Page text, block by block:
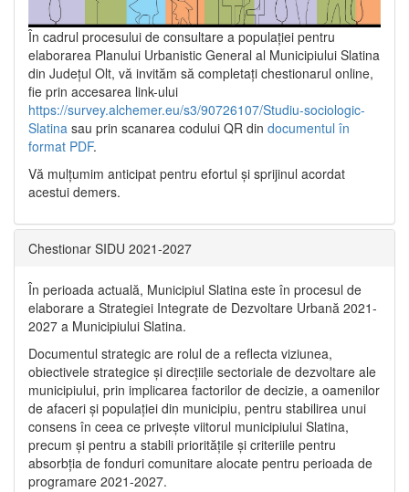
În cadrul procesului de consultare a populaţiei pentru
elaborarea Planului Urbanistic General al Municipiului Slatina
din Județul Olt, vă invităm să completați chestionarul online,
fie prin accesarea link-ului
https://survey.alchemer.eu/s3/90726107/Studiu-sociologic-
Slatina sau prin scanarea codului QR din documentul în
format PDF.
Vă mulţumim anticipat pentru efortul şi sprijinul acordat
acestui demers.
Chestionar SIDU 2021-2027
În perioada actuală, Municipiul Slatina este în procesul de
elaborare a Strategiei Integrate de Dezvoltare Urbană 2021‐
2027 a Municipiului Slatina.
Documentul strategic are rolul de a reflecta viziunea,
obiectivele strategice și direcțiile sectoriale de dezvoltare ale
municipiului, prin implicarea factorilor de decizie, a oamenilor
de afaceri și populației din municipiu, pentru stabilirea unui
consens în ceea ce privește viitorul municipiului Slatina,
precum și pentru a stabili prioritățile și criteriile pentru
absorbția de fonduri comunitare alocate pentru perioada de
programare 2021-2027.